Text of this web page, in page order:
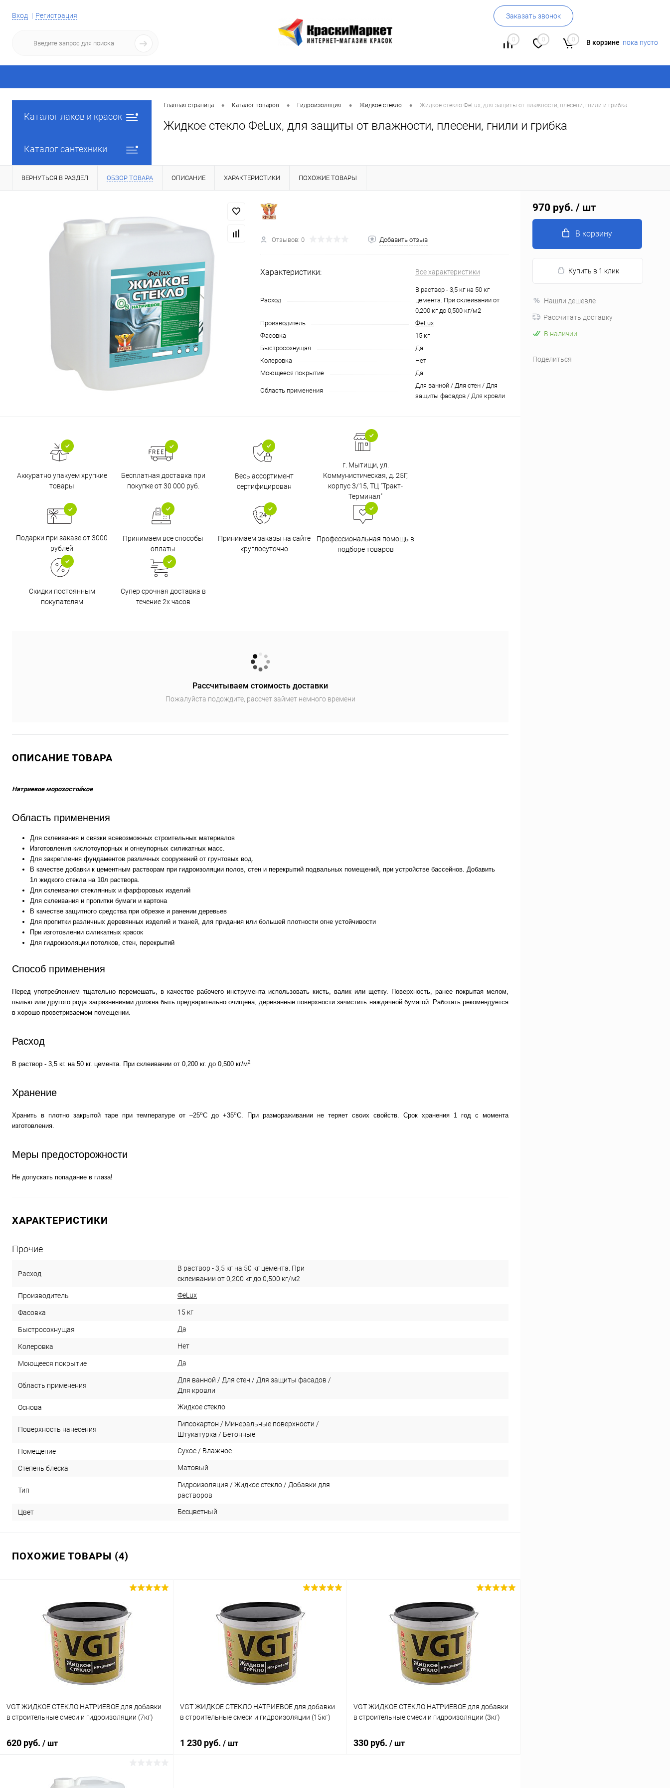
Вход Регистрация Заказать звонок
0 0 0 В корзине пока пусто
Каталог лаков и красок
Каталог сантехники
Главная страница • Каталог товаров • Гидроизоляция • Жидкое стекло • Жидкое стекло ФеLux, для защиты от влажности, плесени, гнили и грибка
Жидкое стекло ФеLux, для защиты от влажности, плесени, гнили и грибка
ВЕРНУТЬСЯ В РАЗДЕЛ ОБЗОР ТОВАРА ОПИСАНИЕ ХАРАКТЕРИСТИКИ ПОХОЖИЕ ТОВАРЫ
Отзывов: 0 Добавить отзыв
Характеристики: Все характеристики
Расход
В раствор - 3,5 кг на 50 кг
цемента. При склеивании от
0,200 кг до 0,500 кг/м2
Производитель
ФеLux
Фасовка
15 кг
Быстросохнущая
Да
Колеровка
Нет
Моющееся покрытие
Да
Область применения
Для ванной / Для стен / Для
защиты фасадов / Для кровли
Аккуратно упакуем хрупкие
товары
Бесплатная доставка при
покупке от 30 000 руб.
Весь ассортимент
сертифицирован
г. Мытищи, ул.
Коммунистическая, д. 25Г,
корпус 3/15, ТЦ "Тракт-
Терминал"
Подарки при заказе от 3000
рублей
Принимаем все способы
оплаты
Принимаем заказы на сайте
круглосуточно
Профессиональная помощь в
подборе товаров
Скидки постоянным
покупателям
Супер срочная доставка в
течение 2х часов
Рассчитываем стоимость доставки
Пожалуйста подождите, рассчет займет немного времени
ОПИСАНИЕ ТОВАРА
Натриевое морозостойкое
Область применения
Для склеивания и связки всевозможных строительных материалов
Изготовления кислотоупорных и огнеупорных силикатных масс.
Для закрепления фундаментов различных сооружений от грунтовых вод.
В качестве добавки к цементным растворам при гидроизоляции полов, стен и перекрытий подвальных помещений, при устройстве бассейнов. Добавить
1л жидкого стекла на 10л раствора.
Для склеивания стеклянных и фарфоровых изделий
Для склеивания и пропитки бумаги и картона
В качестве защитного средства при обрезке и ранении деревьев
Для пропитки различных деревянных изделий и тканей, для придания или большей плотности огне устойчивости
При изготовлении силикатных красок
Для гидроизоляции потолков, стен, перекрытий
Способ применения
Перед употреблением тщательно перемешать, в качестве рабочего инструмента использовать кисть, валик или щетку. Поверхность, ранее покрытая мелом,
пылью или другого рода загрязнениями должна быть предварительно очищена, деревянные поверхности зачистить наждачной бумагой. Работать рекомендуется
в хорошо проветриваемом помещении.
Расход
В раствор - 3,5 кг. на 50 кг. цемента. При склеивании от 0,200 кг. до 0,500 кг/м2
Хранение
Хранить в плотно закрытой таре при температуре от –25oС до +35oС. При размораживании не теряет своих свойств. Срок хранения 1 год с момента
изготовления.
Меры предосторожности
Не допускать попадание в глаза!
ХАРАКТЕРИСТИКИ
Прочие
Расход
В раствор - 3,5 кг на 50 кг цемента. При
склеивании от 0,200 кг до 0,500 кг/м2
Производитель ФеLux
Фасовка 15 кг
Быстросохнущая Да
Колеровка Нет
Моющееся покрытие Да
Область применения
Для ванной / Для стен / Для защиты фасадов /
Для кровли
Основа Жидкое стекло
Поверхность нанесения
Гипсокартон / Минеральные поверхности /
Штукатурка / Бетонные
Помещение Сухое / Влажное
Степень блеска Матовый
Тип
Гидроизоляция / Жидкое стекло / Добавки для
растворов
Цвет Бесцветный
ПОХОЖИЕ ТОВАРЫ (4)
VGT ЖИДКОЕ СТЕКЛО НАТРИЕВОЕ для добавки
в строительные смеси и гидроизоляции (7кг)
620 руб. / шт
В корзину
VGT ЖИДКОЕ СТЕКЛО НАТРИЕВОЕ для добавки
в строительные смеси и гидроизоляции (15кг)
1 230 руб. / шт
VGT ЖИДКОЕ СТЕКЛО НАТРИЕВОЕ для добавки
в строительные смеси и гидроизоляции (3кг)
330 руб. / шт
970 руб. / шт
В корзину
Купить в 1 клик
Нашли дешевле
Рассчитать доставку
В наличии
Поделиться